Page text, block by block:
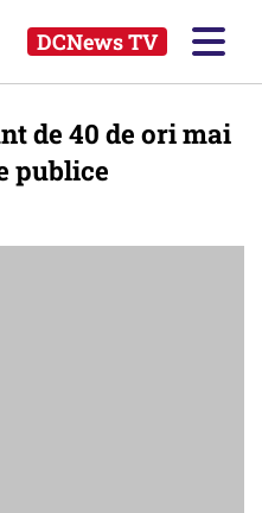
DCNews TV
de 40 de ori mai
publice